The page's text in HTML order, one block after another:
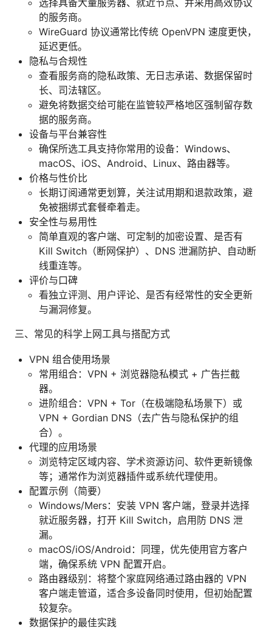
的服务商。
WireGuard 协议通常比传统 OpenVPN 速度更快，
延迟更低。
隐私与合规性
查看服务商的隐私政策、无日志承诺、数据保留时
长、司法辖区。
避免将数据交给可能在监管较严格地区强制留存数
据的服务商。
设备与平台兼容性
确保所选工具支持你常用的设备：Windows、
macOS、iOS、Android、Linux、路由器等。
价格与性价比
长期订阅通常更划算，关注试用期和退款政策，避
免被捆绑式套餐牵着走。
安全性与易用性
简单直观的客户端、可定制的加密设置、是否有
Kill Switch（断网保护）、DNS 泄漏防护、自动断
线重连等。
评价与口碑
看独立评测、用户评论、是否有经常性的安全更新
与漏洞修复。
三、常见的科学上网工具与搭配方式
VPN 组合使用场景
常用组合：VPN + 浏览器隐私模式 + 广告拦截
器。
进阶组合：VPN + Tor（在极端隐私场景下）或
VPN + Gordian DNS（去广告与隐私保护的组
合）。
代理的应用场景
浏览特定区域内容、学术资源访问、软件更新镜像
等；通常作为浏览器插件或系统代理使用。
配置示例（简要）
Windows/Mers：安装 VPN 客户端，登录并选择
就近服务器，打开 Kill Switch，启用防 DNS 泄
漏。
macOS/iOS/Android：同理，优先使用官方客户
端，确保系统 VPN 配置开启。
路由器级别：将整个家庭网络通过路由器的 VPN
客户端走管道，适合多设备同时使用，但初始配置
较复杂。
数据保护的最佳实践